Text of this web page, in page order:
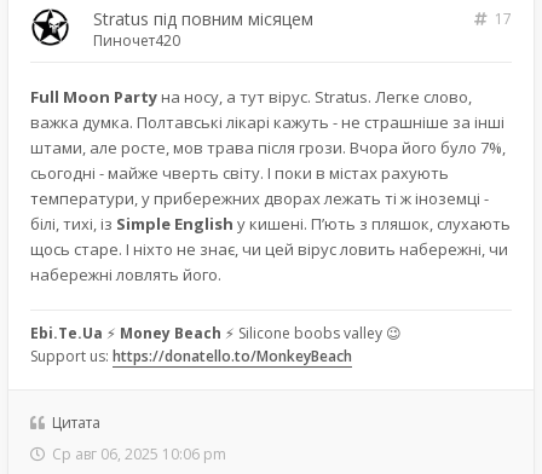
Stratus під повним місяцем
17
Пиночет420
Full Moon Party на носу, а тут вірус. Stratus. Легке слово,
важка думка. Полтавські лікарі кажуть - не страшніше за інші
штами, але росте, мов трава після грози. Вчора його було 7%,
сьогодні - майже чверть світу. І поки в містах рахують
температури, у прибережних дворах лежать ті ж іноземці -
білі, тихі, із Simple English у кишені. П’ють з пляшок, слухають
щось старе. І ніхто не знає, чи цей вірус ловить набережні, чи
набережні ловлять його.
Ebi.Te.Ua ⚡ Money Beach ⚡ Silicone boobs valley 😉
Support us: https://donatello.to/MonkeyBeach
Цитата
Ср авг 06, 2025 10:06 pm